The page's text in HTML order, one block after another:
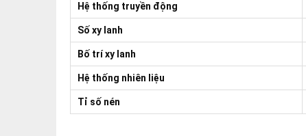
Hệ thống truyền động
Số xy lanh
Bố trí xy lanh
Hệ thống nhiên liệu
Tỉ số nén